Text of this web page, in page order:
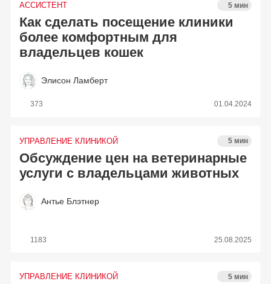
АССИСТЕНТ 5 мин
Как сделать посещение клиники
более комфортным для
владельцев кошек
Элисон Ламберт
373 01.04.2024
УПРАВЛЕНИЕ КЛИНИКОЙ 5 мин
Обсуждение цен на ветеринарные
услуги с владельцами животных
Антье Блэтнер
1183 25.08.2025
УПРАВЛЕНИЕ КЛИНИКОЙ 5 мин